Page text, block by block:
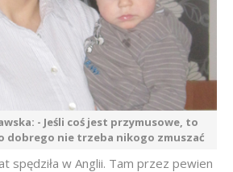
- Jeśli coś jest przymusowe, to
dobrego nie trzeba nikogo zmuszać
spędziła w Anglii. Tam przez pewien